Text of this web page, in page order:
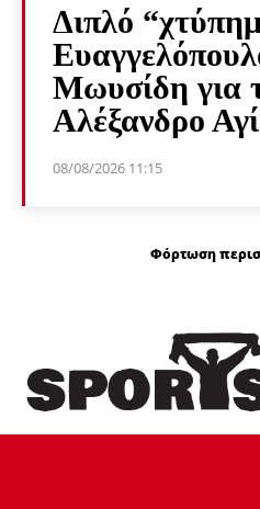
Διπλό
Μωυσίδη για
Αλέξανδρο
08/08/2026 11:15
Φόρτωση